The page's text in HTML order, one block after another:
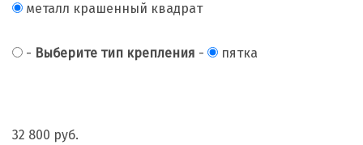
металл крашенный квадрат
- Выберите тип крепления - пятка
32 800 руб.